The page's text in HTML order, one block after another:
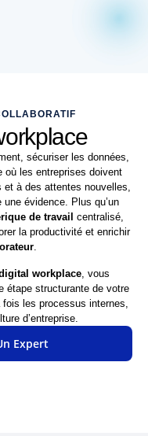
sécuriser les données,
où les entreprises doivent
et à des attentes nouvelles,
évidence. Plus qu’un
de travail
centralisé,
la productivité et enrichir
.
workplace , vous
étape structurante de votre
fois les processus internes,
d’entreprise.
Expert